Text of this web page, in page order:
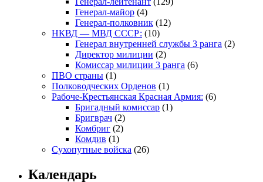
Генерал-майор (4)
Генерал-полковник (12)
НКВД — МВД СССР: (10)
Генерал внутренней службы 3 ранга (2)
Директор милиции (2)
Комиссар милиции 3 ранга (6)
ПВО страны (1)
Полководческих Орденов (1)
Рабоче-Крестьянская Красная Армия: (6)
Бригадный комиссар (1)
Бригврач (2)
Комбриг (2)
Комдив (1)
Сухопутные войска (26)
Календарь